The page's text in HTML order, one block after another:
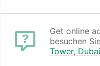
Get online
besuchen
Tower, Dubai